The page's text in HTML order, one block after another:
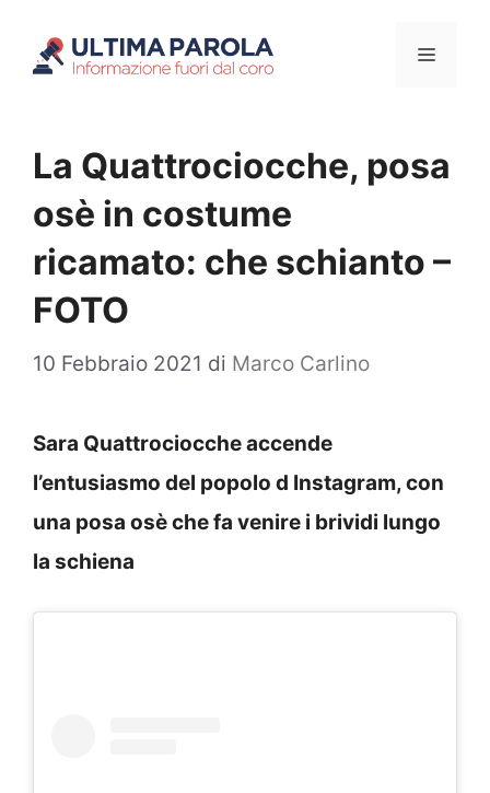
Menu
La Quattrociocche, posa
osè in costume
ricamato: che schianto –
FOTO
10 Febbraio 2021 di Marco Carlino
Sara Quattrociocche accende
l’entusiasmo del popolo d Instagram, con
una posa osè che fa venire i brividi lungo
la schiena